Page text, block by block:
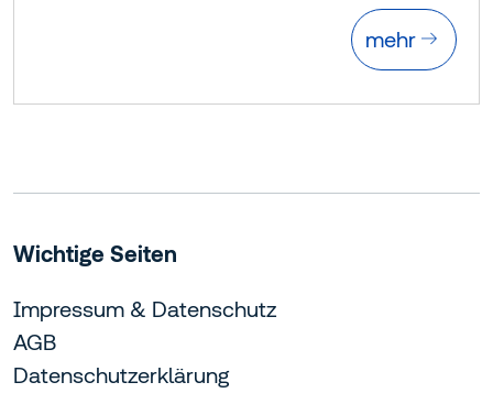
mehr
Wichtige Seiten
Impressum & Datenschutz
AGB
Datenschutzerklärung